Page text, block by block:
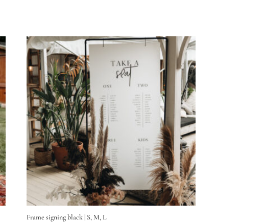
Frame signing black | S, M, L